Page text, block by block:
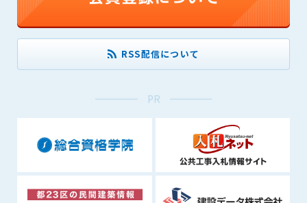
RSS配信について
PR
(6) 管理者が承認していない営利を目的とした行為
(7) 公序良俗に反する行為
(8) 犯罪的行為に結びつく行為
(9) その他、法律に反する行為
(10) 建設資料館から知り得た情報及びダウンロードした情報
に第三者に提供すること
管理者は、会員が登録した内容が以下に該当する、またはその
恐れのあるものは、会員の承諾なく削除できるものとします。
(1) 登録されている情報が、第6条の定める禁止事項に該当する
と管理者が、判断した場合